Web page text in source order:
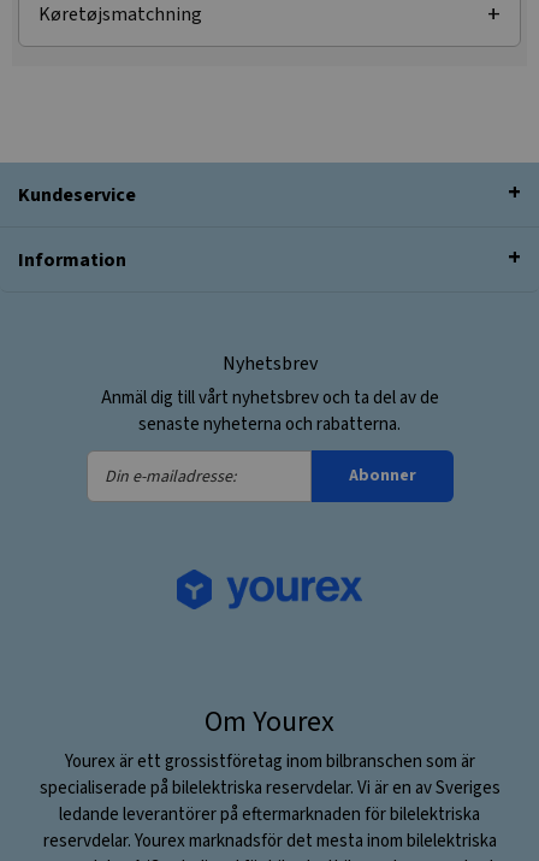
Køretøjsmatchning
Kundeservice
Information
Nyhetsbrev
Anmäl dig till vårt nyhetsbrev och ta del av de
senaste nyheterna och rabatterna.
Din
e-
Abonner
Om Yourex
Yourex är ett grossistföretag inom bilbranschen som är
specialiserade på bilelektriska reservdelar. Vi är en av Sveriges
ledande leverantörer på eftermarknaden för bilelektriska
reservdelar. Yourex marknadsför det mesta inom bilelektriska